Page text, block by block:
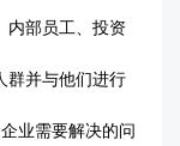
内部员工、投资
群并与他们进行
业需要解决的问